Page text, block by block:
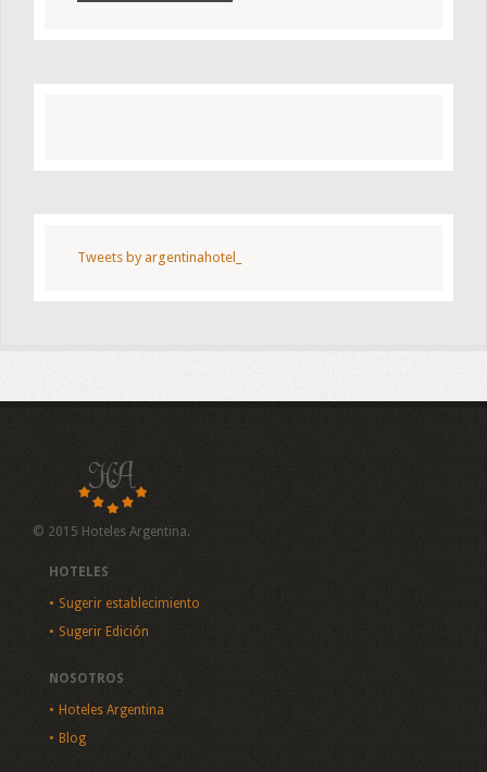
Tweets by argentinahotel_
© 2015 Hoteles Argentina.
HOTELES
Sugerir establecimiento
Sugerir Edición
NOSOTROS
Hoteles Argentina
Blog